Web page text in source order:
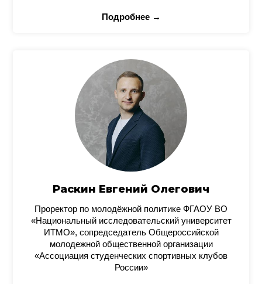
Подробнее →
Раскин Евгений Олегович
Проректор по молодёжной политике ФГАОУ ВО
«Национальный исследовательский университет
ИТМО», сопредседатель Общероссийской
молодежной общественной организации
«Ассоциация студенческих спортивных клубов
России»